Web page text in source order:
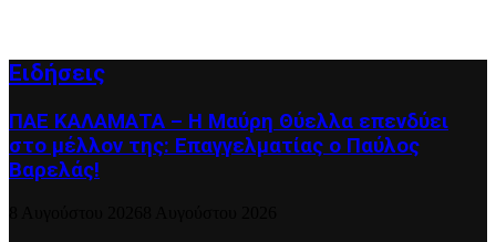
Ειδήσεις
ΠΑΕ ΚΑΛΑΜΑΤΑ – Η Μαύρη Θύελλα επενδύει
στο μέλλον της: Επαγγελματίας ο Παύλος
Βαρελάς!